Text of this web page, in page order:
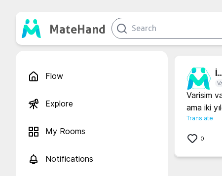
MateHand
Flow
Explore
My Rooms
Notifications
Varisim
ama iki
Translate
0